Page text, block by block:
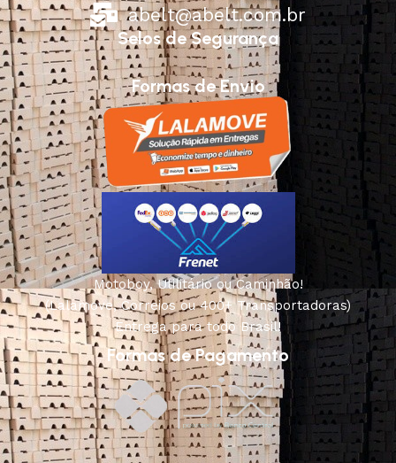
abelt@abelt.com.br
Selos de Segurança
Formas de Envio
Motoboy, Utilitário ou Caminhão!
(Lalamove, Correios ou 400+ Transportadoras)
Entrega para todo Brasil!
Formas de Pagamento